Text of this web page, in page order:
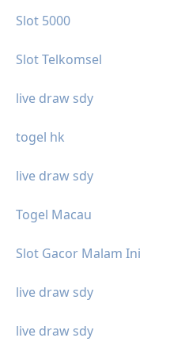
Slot 5000
Slot Telkomsel
live draw sdy
togel hk
live draw sdy
Togel Macau
Slot Gacor Malam Ini
live draw sdy
live draw sdy